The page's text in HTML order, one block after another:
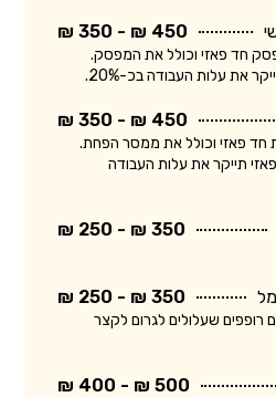
450 ₪ - 350 ₪
חד פאזי וכולל את המפסק.
את עלות העבודה בכ-20%.
450 ₪ - 350 ₪
פאזי וכולל את ממסר הפחת.
תייקר את עלות העבודה
350 ₪ - 250 ₪
350 ₪ - 250 ₪
רופפים שעלולים לגרום לקצר
500 ₪ - 400 ₪